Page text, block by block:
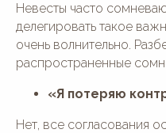
Невесты часто
делегировать такое
очень волнительно.
распространенные
«Я потеряю
Нет, все согласования